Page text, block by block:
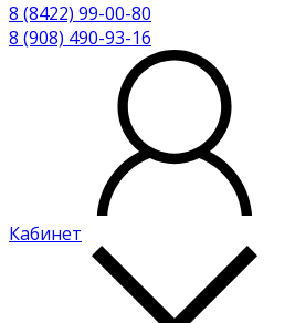
8 (8422) 99-00-80
8 (908) 490-93-16
Кабинет